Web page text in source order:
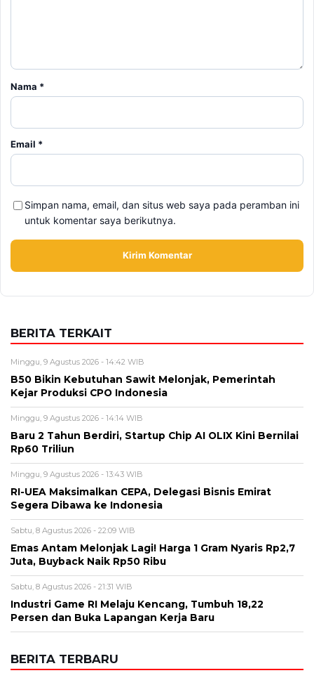
Alamat email tidak akan dipublikasikan. Kolom wajib ditandai *.
Komentar*
Nama*